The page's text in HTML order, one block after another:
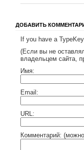
ДОБАВИТЬ
If you have a
(Если вы не
владельцем сайта,
Имя:
Email:
URL:
Комментарий: